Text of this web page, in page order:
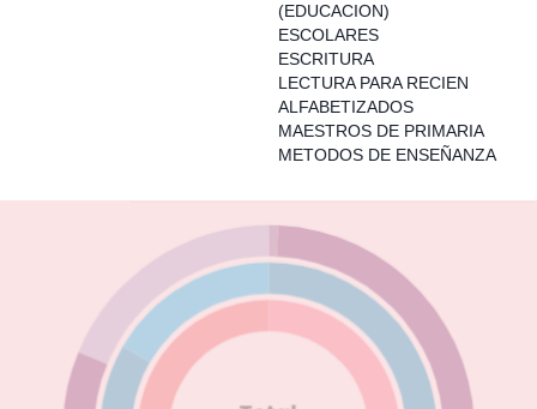
(EDUCACION)
ESCOLARES
ESCRITURA
LECTURA PARA RECIEN
ALFABETIZADOS
MAESTROS DE PRIMARIA
METODOS DE ENSEÑANZA